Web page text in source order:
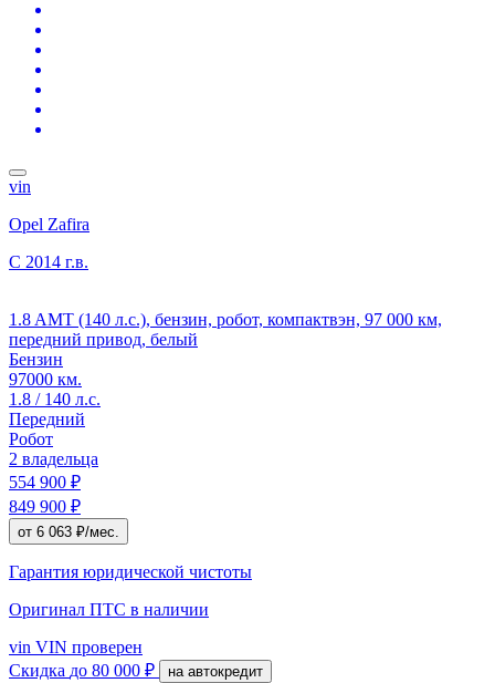
vin
Opel Zafira
C 2014 г.в.
1.8 AMT (140 л.с.), бензин, робот, компактвэн, 97 000 км,
передний привод, белый
Бензин
97000 км.
1.8 / 140 л.с.
Передний
Робот
2 владельца
554 900 ₽
849 900 ₽
от 6 063 ₽/мес.
Гарантия юридической чистоты
Оригинал ПТС в наличии
vin VIN проверен
Скидка до 80 000 ₽ на автокредит